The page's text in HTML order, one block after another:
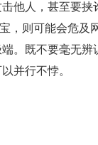
他人，甚至要
，则可能会
。既不要毫无
并行不悖。